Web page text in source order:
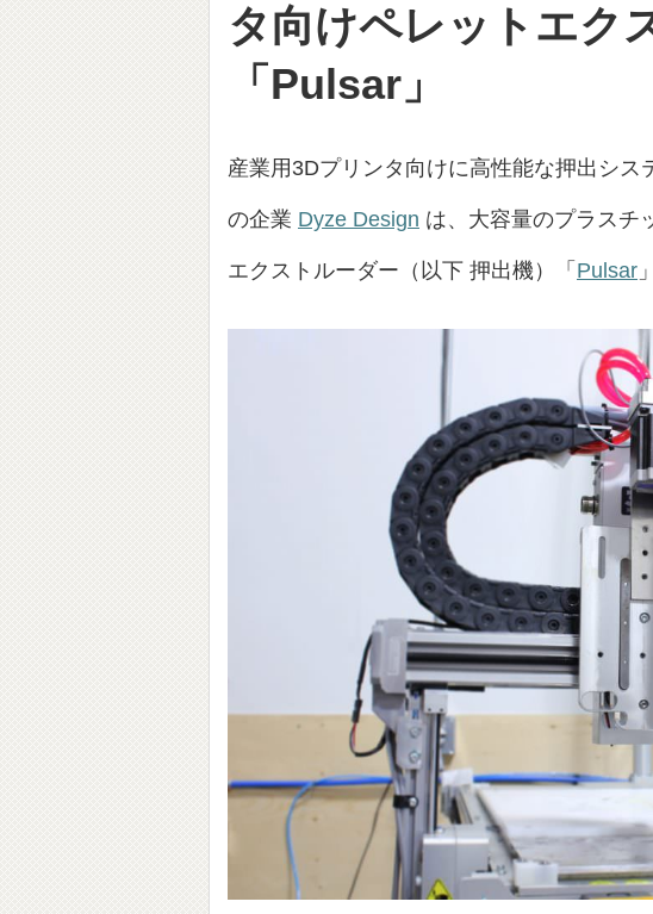
タ向けペレットエク
「Pulsar」
産業用3Dプリンタ向けに高性能な押出シ
の企業 Dyze Design は、大容量のプラスチ
エクストルーダー（以下 押出機）「 Pulsar